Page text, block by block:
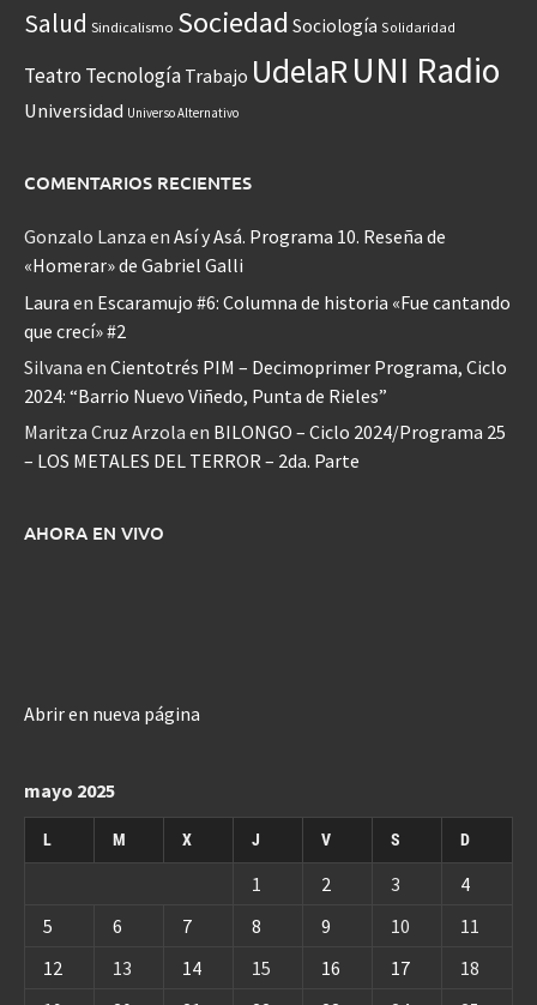
Salud Sindicalismo Sociedad Sociología Solidaridad
Teatro Tecnología Trabajo UdelaRUNI Radio
Universidad Universo Alternativo
COMENTARIOS RECIENTES
Gonzalo Lanza en Así y Asá. Programa 10. Reseña de
«Homerar» de Gabriel Galli
Laura en Escaramujo #6: Columna de historia «Fue cantando
que crecí» #2
Silvana en Cientotrés PIM – Decimoprimer Programa, Ciclo
2024: “Barrio Nuevo Viñedo, Punta de Rieles”
Maritza Cruz Arzola en BILONGO – Ciclo 2024/Programa 25
– LOS METALES DEL TERROR – 2da. Parte
AHORA EN VIVO
Abrir en nueva página
mayo 2025
L M X J V S D
1 2 3
4
5
6 7 8 9 10
11
12
13 14 15 16 17
18